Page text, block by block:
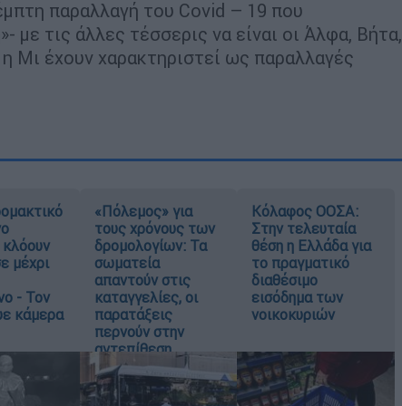
παραλλαγή του Covid – 19 που
με τις άλλες τέσσερις να είναι οι Άλφα, Βήτα,
Μι έχουν χαρακτηριστεί ως παραλλαγές
μέχρι
- Τον
κάμερα
«Πόλεμος» για
τους χρόνους των
δρομολογίων: Τα
σωματεία
απαντούν στις
καταγγελίες, οι
παρατάξεις
περνούν στην
αντεπίθεση
Κόλαφος ΟΟΣΑ:
Στην τελευταία
θέση η Ελλάδα για
το πραγματικό
διαθέσιμο
εισόδημα των
νοικοκυριών